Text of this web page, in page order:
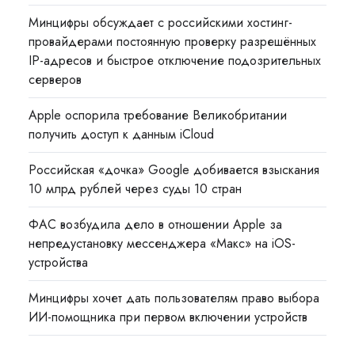
Минцифры обсуждает с российскими хостинг-
провайдерами постоянную проверку разрешённых
IP-адресов и быстрое отключение подозрительных
серверов
Apple оспорила требование Великобритании
получить доступ к данным iCloud
Российская «дочка» Google добивается взыскания
10 млрд рублей через суды 10 стран
ФАС возбудила дело в отношении Apple за
непредустановку мессенджера «Макс» на iOS-
устройства
Минцифры хочет дать пользователям право выбора
ИИ-помощника при первом включении устройств